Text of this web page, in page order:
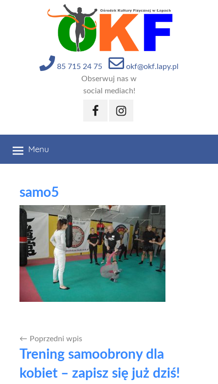
85 715 24 75
okf@okf.lapy.pl
Obserwuj nas w
social mediach!
FacebookInstagram
Menu
samo5
Nawigacja
wpisu
Poprzedni wpis
Trening samoobrony dla
kobiet – zapisz się już dziś!